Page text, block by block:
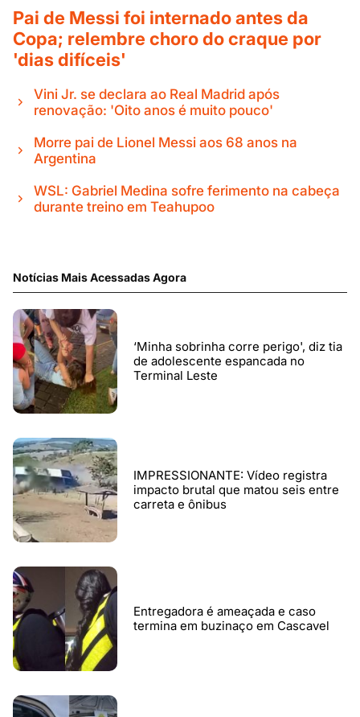
Pai de Messi foi internado antes da
Copa; relembre choro do craque por
'dias difíceis'
Vini Jr. se declara ao Real Madrid após
renovação: 'Oito anos é muito pouco'
Morre pai de Lionel Messi aos 68 anos na
Argentina
WSL: Gabriel Medina sofre ferimento na cabeça
durante treino em Teahupoo
Notícias Mais Acessadas Agora
‘Minha sobrinha corre perigo', diz tia
de adolescente espancada no
Terminal Leste
IMPRESSIONANTE: Vídeo registra
impacto brutal que matou seis entre
carreta e ônibus
Entregadora é ameaçada e caso
termina em buzinaço em Cascavel